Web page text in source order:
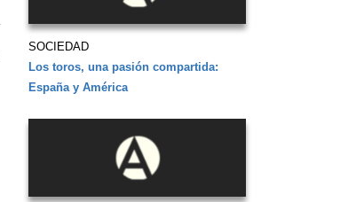
SOCIEDAD
Los toros, una pasión compartida:
España y América